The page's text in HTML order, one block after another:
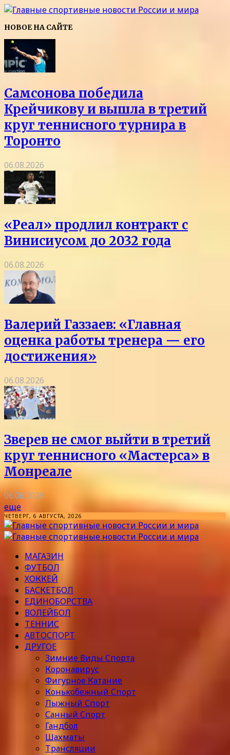
НОВОЕ НА САЙТЕ
Самсонова победила
Крейчикову и вышла в третий
круг теннисного турнира в
Торонто
06.08.2026
«Реал» продлил контракт с
Винисиусом до 2032 года
06.08.2026
Валерий Газзаев: «Главная
оценка работы тренера — его
достижения»
06.08.2026
Зверев не смог выйти в третий
круг теннисного «Мастерса» в
Монреале
06.08.2026
еще
ЧЕТВЕРГ, 6 АВГУСТА, 2026
МАГАЗИН
ФУТБОЛ
ХОККЕЙ
БАСКЕТБОЛ
ЕДИНОБОРСТВА
ВОЛЕЙБОЛ
ТЕННИС
АВТОСПОРТ
ДРУГОЕ
Зимние Виды Спорта
Коронавирус
Фигурное Катание
Конькобежный Спорт
Лыжный Спорт
Санный Спорт
Гандбол
Шахматы
Трансляции